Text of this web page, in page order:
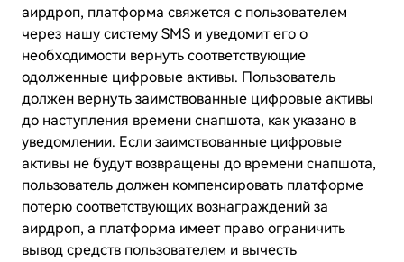
аирдроп, платформа свяжется с пользователем
через нашу систему SMS и уведомит его о
необходимости вернуть соответствующие
одолженные цифровые активы. Пользователь
должен вернуть заимствованные цифровые активы
до наступления времени снапшота, как указано в
уведомлении. Если заимствованные цифровые
активы не будут возвращены до времени снапшота,
пользователь должен компенсировать платформе
потерю соответствующих вознаграждений за
аирдроп, а платформа имеет право ограничить
вывод средств пользователем и вычесть